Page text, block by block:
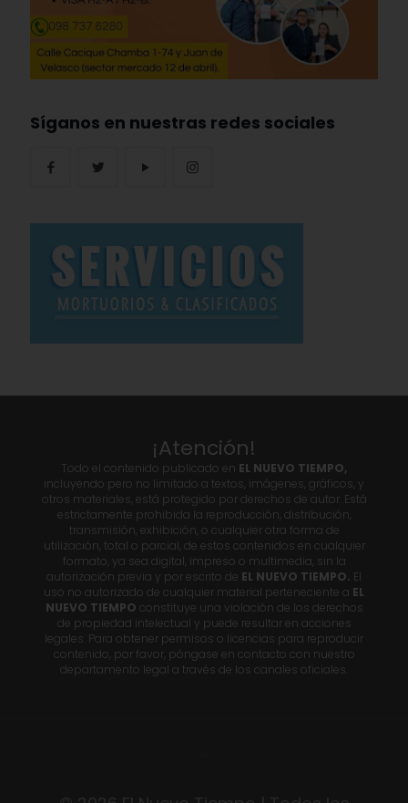
Síganos en nuestras redes sociales
¡Atención!
Todo el contenido publicado en EL NUEVO TIEMPO,
incluyendo pero no limitado a textos, imágenes, gráficos, y
otros materiales, está protegido por derechos de autor. Está
estrictamente prohibida la reproducción, distribución,
transmisión, exhibición, o cualquier otra forma de
utilización, total o parcial, de estos contenidos en cualquier
formato, ya sea digital, impreso o multimedia, sin la
autorización previa y por escrito de EL NUEVO TIEMPO. El
uso no autorizado de cualquier material perteneciente a EL
NUEVO TIEMPO constituye una violación de los derechos
de propiedad intelectual y puede resultar en acciones
legales. Para obtener permisos o licencias para reproducir
contenido, por favor, póngase en contacto con nuestro
departamento legal a través de los canales oficiales.